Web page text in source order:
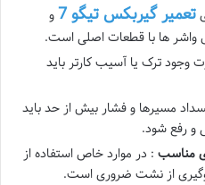
تعمیر گیربکس تیگو 7
و
واشر ها با قطعات اصلی است.
وجود ترک یا آسیب کارتر باید
مسیرها و فشار بیش از حد باید
رفع شود.
مناسب : در موارد خاص استفاده از
از نشت ضروری است.